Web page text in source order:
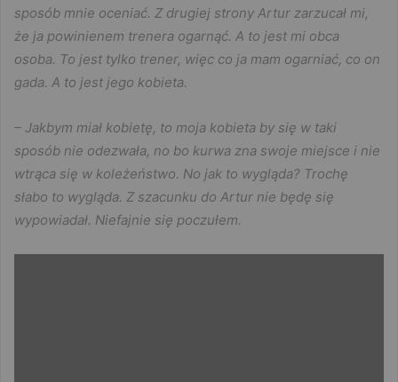
sposób mnie oceniać. Z drugiej strony Artur zarzucał mi,
że ja powinienem trenera ogarnąć. A to jest mi obca
osoba. To jest tylko trener, więc co ja mam ogarniać, co on
gada. A to jest jego kobieta.
– Jakbym miał kobietę, to moja kobieta by się w taki
sposób nie odezwała, no bo kurwa zna swoje miejsce i nie
wtrąca się w koleżeństwo. No jak to wygląda? Trochę
słabo to wygląda. Z szacunku do Artur nie będę się
wypowiadał. Niefajnie się poczułem.